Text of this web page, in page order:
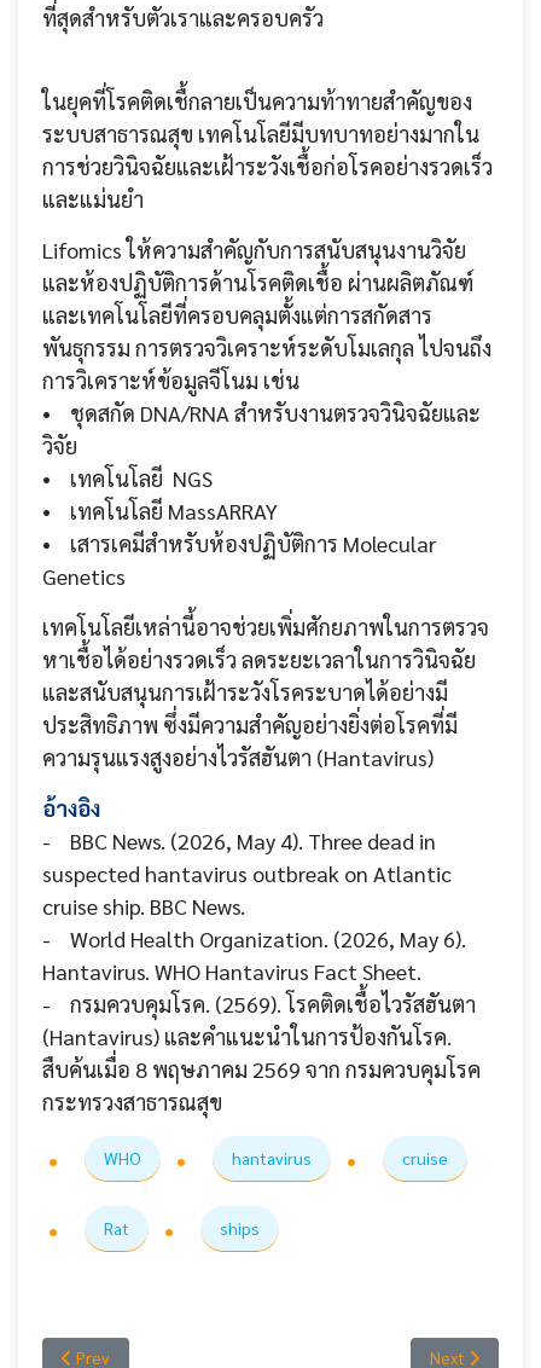
ที่สุดสำหรับตัวเราและครอบครัว
ในยุคที่โรคติดเชื้กลายเป็นความท้าทายสำคัญของ
ระบบสาธารณสุข เทคโนโลยีมีบทบาทอย่างมากใน
การช่วยวินิจฉัยและเฝ้าระวังเชื้อก่อโรคอย่างรวดเร็ว
และแม่นยำ
Lifomics ให้ความสำคัญกับการสนับสนุนงานวิจัย
และห้องปฏิบัติการด้านโรคติดเชื้อ ผ่านผลิตภัณฑ์
และเทคโนโลยีที่ครอบคลุมตั้งแต่การสกัดสาร
พันธุกรรม การตรวจวิเคราะห์ระดับโมเลกุล ไปจนถึง
การวิเคราะห์ข้อมูลจีโนม เช่น
• ชุดสกัด DNA/RNA สำหรับงานตรวจวินิจฉัยและ
วิจัย
• เทคโนโลยี NGS
• เทคโนโลยี MassARRAY
• เสารเคมีสำหรับห้องปฏิบัติการ Molecular
Genetics
เทคโนโลยีเหล่านี้อาจช่วยเพิ่มศักยภาพในการตรวจ
หาเชื้อได้อย่างรวดเร็ว ลดระยะเวลาในการวินิจฉัย
และสนับสนุนการเฝ้าระวังโรคระบาดได้อย่างมี
ประสิทธิภาพ ซึ่งมีความสำคัญอย่างยิ่งต่อโรคที่มี
ความรุนแรงสูงอย่างไวรัสฮันตา (Hantavirus)
อ้างอิง
- BBC News. (2026, May 4). Three dead in
suspected hantavirus outbreak on Atlantic
cruise ship. BBC News.
- World Health Organization. (2026, May 6).
Hantavirus. WHO Hantavirus Fact Sheet.
- กรมควบคุมโรค. (2569). โรคติดเชื้อไวรัสฮันตา
(Hantavirus) และคำแนะนำในการป้องกันโรค.
สืบค้นเมื่อ 8 พฤษภาคม 2569 จาก กรมควบคุมโรค
กระทรวงสาธารณสุข
WHO hantavirus cruise
Rat ships
Previous article: Epstein-Barr Virus กับโรค SLE: เมื่อไวรัสที่คนส่
Prev Next article: โ
Next